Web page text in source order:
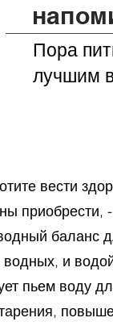
Пора
лучшим
вести
приобрести,
баланс
водных, и
пьем воду